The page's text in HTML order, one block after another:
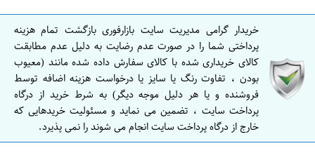
نیاز از فروشنده بخواهید قیمت را بروز کند.
شما هم فروشنده این کالا شوید
هر روزه صدها خریدار این کالا را می بینند اگر شما هم می توانید این کالا را
تامین کنید واقعا جای
نام و شماره موبایل شما اینجا خالیست
هم اکنون نام و موبایلتان را اضافه کنید